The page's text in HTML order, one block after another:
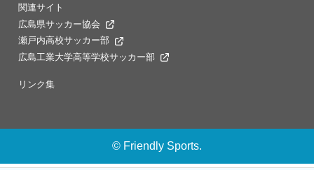
関連サイト
広島県サッカー協会
瀬戸内高校サッカー部
広島工業大学高等学校サッカー部
リンク集
© Friendly Sports.